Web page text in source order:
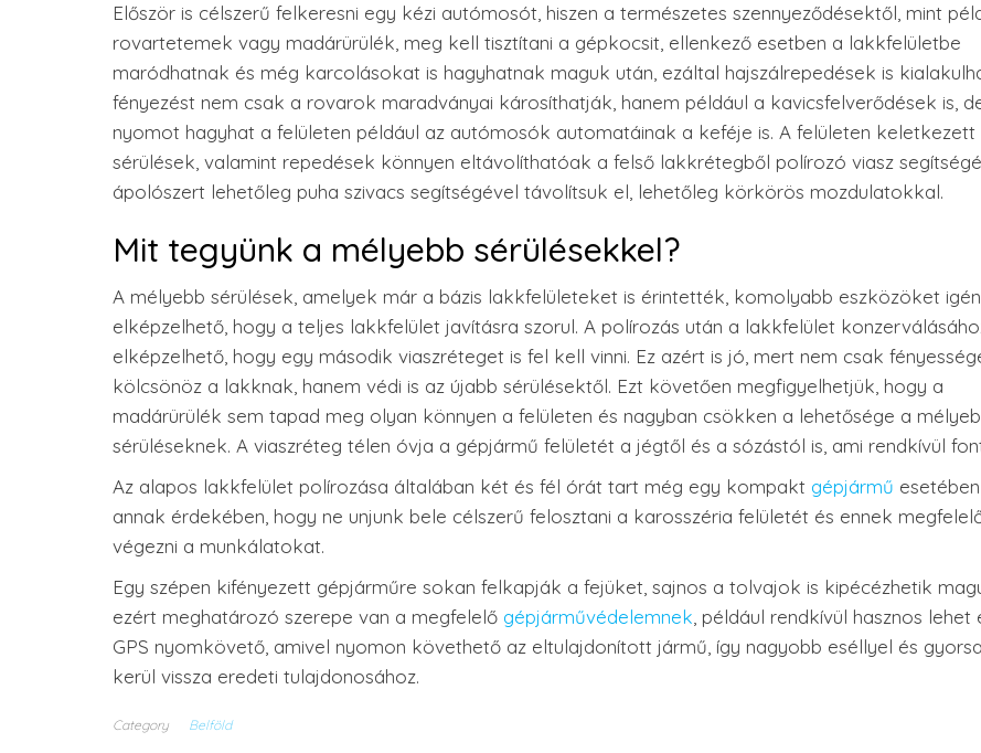
Először is célszerű felkeresni egy kézi autómosót, hiszen a természetes szennyeződésektől, mint
rovartetemek vagy madárürülék, meg kell tisztítani a gépkocsit, ellenkező esetben a lakkfelületbe
maródhatnak és még karcolásokat is hagyhatnak maguk után, ezáltal hajszálrepedések is
fényezést nem csak a rovarok maradványai károsíthatják, hanem például a kavicsfelverődések is,
nyomot hagyhat a felületen például az autómosók automatáinak a keféje is. A felületen keletkezett
sérülések, valamint repedések könnyen eltávolíthatóak a felső lakkrétegből polírozó viasz
ápolószert lehetőleg puha szivacs segítségével távolítsuk el, lehetőleg körkörös mozdulatokkal.
Mit tegyünk a mélyebb sérülésekkel?
A mélyebb sérülések, amelyek már a bázis lakkfelületeket is érintették, komolyabb eszközöket
elképzelhető, hogy a teljes lakkfelület javításra szorul. A polírozás után a lakkfelület
elképzelhető, hogy egy második viaszréteget is fel kell vinni. Ez azért is jó, mert nem csak
kölcsönöz a lakknak, hanem védi is az újabb sérülésektől. Ezt követően megfigyelhetjük, hogy a
madárürülék sem tapad meg olyan könnyen a felületen és nagyban csökken a lehetősége a
sérüléseknek. A viaszréteg télen óvja a gépjármű felületét a jégtől és a sózástól is, ami rendkívül
Az alapos lakkfelület polírozása általában két és fél órát tart még egy kompakt gépjármű esetében
annak érdekében, hogy ne unjunk bele célszerű felosztani a karosszéria felületét és ennek
végezni a munkálatokat.
Egy szépen kifényezett gépjárműre sokan felkapják a fejüket, sajnos a tolvajok is kipécézhetik
ezért meghatározó szerepe van a megfelelő gépjárművédelemnek , például rendkívül hasznos lehet
GPS nyomkövető, amivel nyomon követhető az eltulajdonított jármű, így nagyobb eséllyel és
kerül vissza eredeti tulajdonosához.
Category Belföld